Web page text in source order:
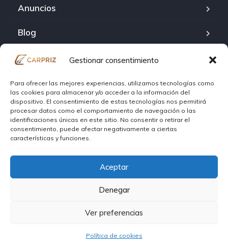
Gestionar consentimiento
Para ofrecer las mejores experiencias, utilizamos tecnologías como
las cookies para almacenar y/o acceder a la información del
dispositivo. El consentimiento de estas tecnologías nos permitirá
procesar datos como el comportamiento de navegación o las
identificaciones únicas en este sitio. No consentir o retirar el
consentimiento, puede afectar negativamente a ciertas
características y funciones.
Aceptar
Denegar
Ver preferencias
Política de cookies
Anuncios
Blog
Sobre carpriz
Contact
Política de cookies (UE)
Politica de privacidad
Términos y Condiciones Política de Uso